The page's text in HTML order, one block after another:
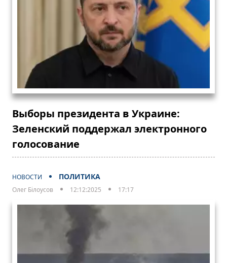
Выборы президента в Украине:
Зеленский поддержал электронного
голосование
НОВОСТИ ПОЛИТИКА
Олег Білоусов 12:12:2025 17:17